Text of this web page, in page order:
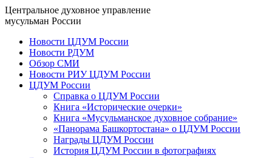
Центральное духовное управление
мусульман России
Новости ЦДУМ России
Новости РДУМ
Обзор СМИ
Новости РИУ ЦДУМ России
ЦДУМ России
Справка о ЦДУМ России
Книга «Исторические очерки»
Книга «Мусульманское духовное собрание»
«Панорама Башкортостана» о ЦДУМ России
Награды ЦДУМ России
История ЦДУМ России в фотографиях